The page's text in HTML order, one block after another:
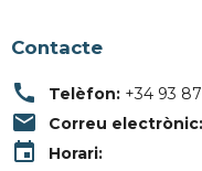
Contacte
call Telèfon: +34 93
email Correu electrònic:
event
Horari: